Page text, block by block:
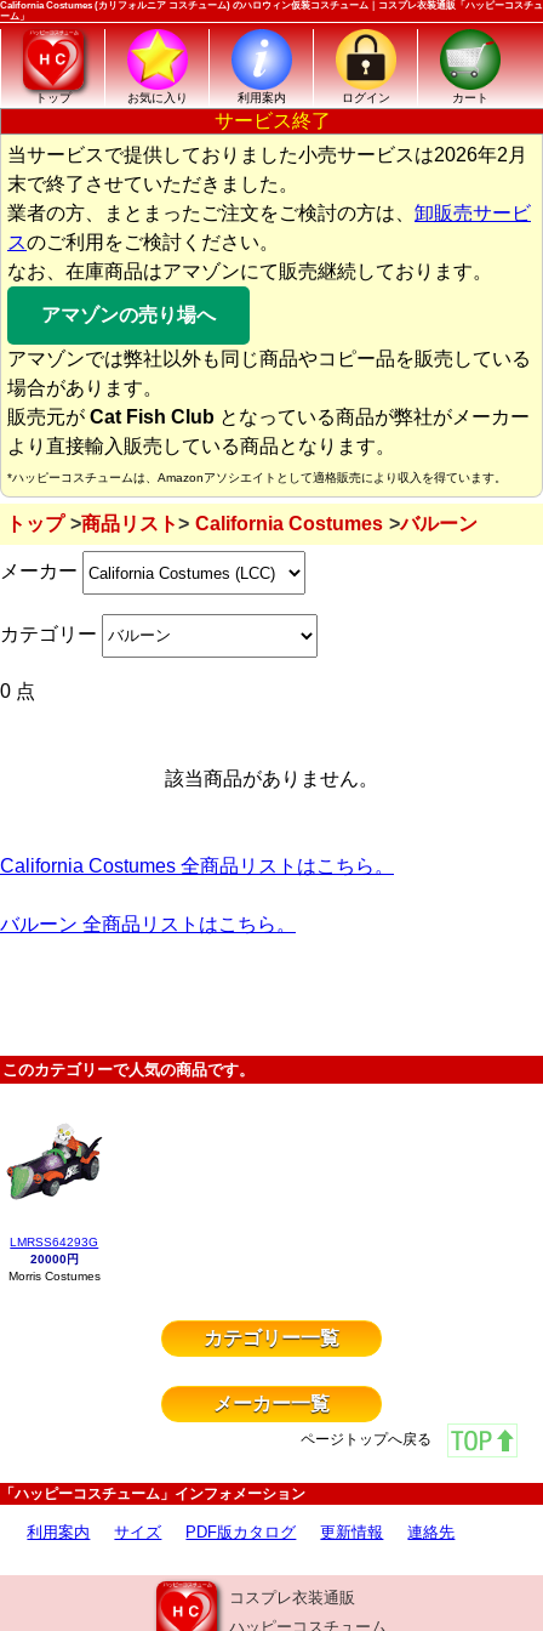
California Costumes (カリフォルニア コスチューム) のハロウィン仮装コスチューム｜コスプレ衣装通販「ハッピーコスチュ
ーム」
トップ お気に入り 利用案内 ログイン カート
サービス終了
当サービスで提供しておりました小売サービスは2026年2月
末で終了させていただきました。
業者の方、まとまったご注文をご検討の方は、 卸販売サービ
スのご利用をご検討ください。
なお、在庫商品はアマゾンにて販売継続しております。
アマゾンの売り場へ
アマゾンでは弊社以外も同じ商品やコピー品を販売している
場合があります。
販売元が Cat Fish Club となっている商品が弊社がメーカー
より直接輸入販売している商品となります。
*ハッピーコスチュームは、Amazonアソシエイトとして適格販売により収入を得ています。
トップ 商品リスト California Costumes バルーン
メーカー
カテゴリー
0 点
該当商品がありません。
California Costumes 全商品リストはこちら。
バルーン 全商品リストはこちら。
このカテゴリーで人気の商品です。
LMRSS64293G
20000円
Morris Costumes
カテゴリー一覧
メーカー一覧
ページトップへ戻る
「ハッピーコスチューム」インフォメーション
利用案内 サイズ PDF版カタログ 更新情報 連絡先
コスプレ衣装通販
ハッピーコスチューム